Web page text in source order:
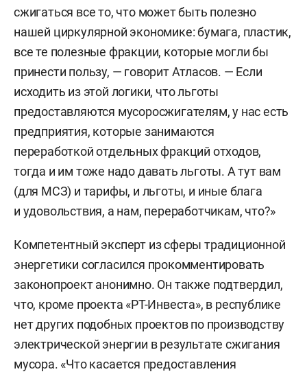
сжигаться все то, что может быть полезно
нашей циркулярной экономике: бумага, пластик,
все те полезные фракции, которые могли бы
принести пользу, — говорит Атласов. — Если
исходить из этой логики, что льготы
предоставляются мусоросжигателям, у нас есть
предприятия, которые занимаются
переработкой отдельных фракций отходов,
тогда и им тоже надо давать льготы. А тут вам
(для МСЗ) и тарифы, и льготы, и иные блага
и удовольствия, а нам, переработчикам, что?»
Компетентный эксперт из сферы традиционной
энергетики согласился прокомментировать
законопроект анонимно. Он также подтвердил,
что, кроме проекта «РТ-Инвеста», в республике
нет других подобных проектов по производству
электрической энергии в результате сжигания
мусора. «Что касается предоставления